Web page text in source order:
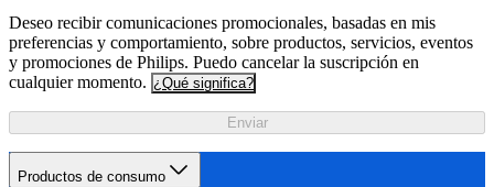
Deseo recibir comunicaciones promocionales, basadas en mis
preferencias y comportamiento, sobre productos, servicios, eventos
y promociones de Philips. Puedo cancelar la suscripción en
cualquier momento. ¿Qué significa?
Enviar
Productos de consumo